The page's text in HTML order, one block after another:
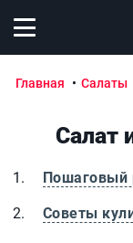
Открыть меню
Главная Салаты
Салат
Пошаговый
Советы